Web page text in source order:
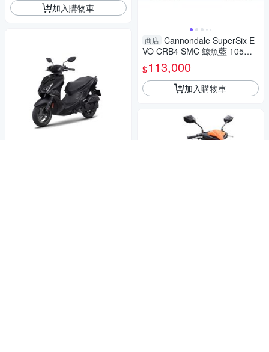
加入購物車
商店 Cannondale SuperSix E
VO CRB4 SMC 鯨魚藍 105機
械變 公路車
$113,000
加入購物車